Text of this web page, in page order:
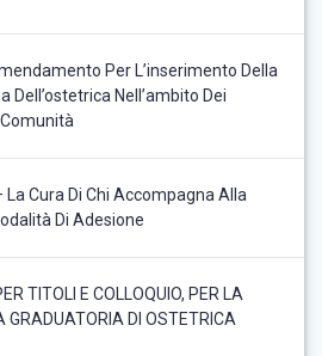
Per L’inserimento Della
Dell’ostetrica Nell’ambito Dei
La Cura Di Chi Accompagna Alla
Di Adesione
TITOLI E COLLOQUIO, PER LA
GRADUATORIA DI OSTETRICA